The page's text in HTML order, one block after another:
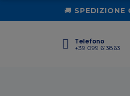
🚚 SPEDIZIONE
Telefono
+39 099 613863